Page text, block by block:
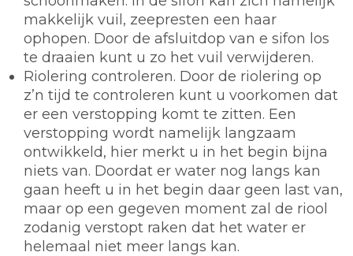
makkelijk vuil, zeepresten een haar
ophopen. Door de afsluitdop van e sifon los
te draaien kunt u zo het vuil verwijderen.
Riolering controleren. Door de riolering op
z’n tijd te controleren kunt u voorkomen dat
er een verstopping komt te zitten. Een
verstopping wordt namelijk langzaam
ontwikkeld, hier merkt u in het begin bijna
niets van. Doordat er water nog langs kan
gaan heeft u in het begin daar geen last van,
maar op een gegeven moment zal de riool
zodanig verstopt raken dat het water er
helemaal niet meer langs kan.